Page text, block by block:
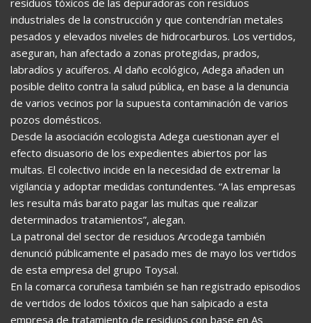
industriales de la construcción y que contendrían metales
pesados y elevados niveles de hidrocarburos. Los vertidos,
aseguran, han afectado a zonas protegidas, prados,
labradíos y acuíferos. Al daño ecológico, Adega añaden un
posible delito contra la salud pública, en base a la denuncia
de varios vecinos por la supuesta contaminación de varios
pozos domésticos.
Desde la asociación ecologista Adega cuestionan ayer el
efecto disuasorio de los expedientes abiertos por las
multas. El colectivo incide en la necesidad de extremar la
vigilancia y adoptar medidas contundentes. “A las empresas
les resulta más barato pagar las multas que realizar
determinados tratamientos”, alegan.
La patronal del sector de residuos Arcodega también
denunció públicamente el pasado mes de mayo los vertidos
de esta empresa del grupo Toysal.
En la comarca coruñesa también se han registrado episodios
de vertidos de lodos tóxicos que han salpicado a esta
empresa de tratamiento de residuos con base en As